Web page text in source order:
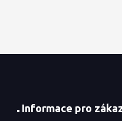
Informace pro